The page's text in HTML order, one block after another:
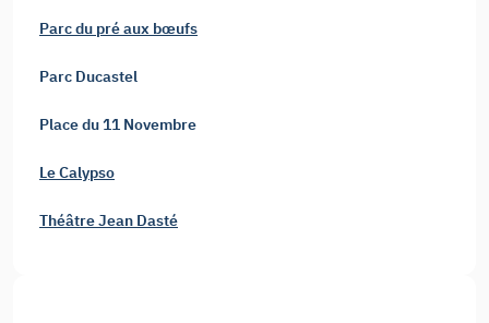
Parc du pré aux bœufs
Parc Ducastel
Place du 11 Novembre
Le Calypso
Théâtre Jean Dasté